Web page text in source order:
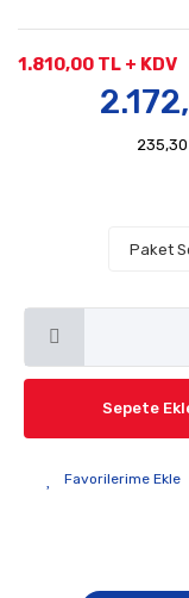
1.810,00 TL + KDV
Sepete